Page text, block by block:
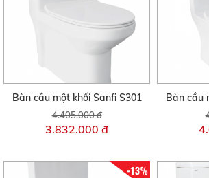
Bàn cầu một khối Sanfi S301
4.405.000 đ
3.832.000 đ
Bàn cầu
-13%